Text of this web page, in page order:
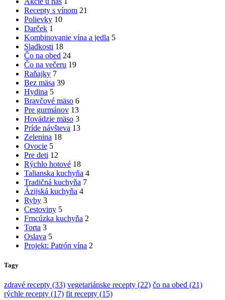
Recepty s vínom 21
Polievky 10
Darček 1
Kombinovanie vína a jedla 5
Sladkosti 18
Čo na obed 24
Čo na večeru 19
Raňajky 7
Bez mäsa 39
Hydina 5
Bravčové mäso 6
Pre gurmánov 13
Hovädzie mäso 3
Príde návšteva 13
Zelenina 18
Ovocie 5
Pre deti 12
Rýchlo hotové 18
Talianska kuchyňa 4
Tradičná kuchyňa 7
Ázijská kuchyňa 4
Ryby 3
Cestoviny 5
Frncúzka kuchyňa 2
Torta 3
Oslava 5
Projekt: Patrón vína 2
Tagy
zdravé recepty (33) vegetariánske recepty (22) čo na obed (21)
rýchle recepty (17) fit recepty (15)